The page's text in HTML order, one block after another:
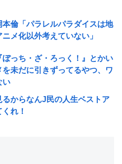
本倫「パラレルパラダイスは地
ニメ化以外考えていない」
ぼっち・ざ・ろっく！』とかい
を未だに引きずってるやつ、ワ
い
るからなんJ民の人生ベストア
れ！